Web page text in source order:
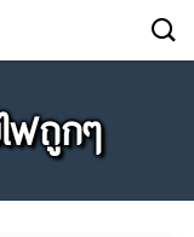
ฟถูกๆ